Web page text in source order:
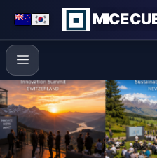
MICE